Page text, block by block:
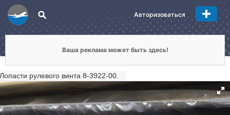
Авторизоваться
Ваша реклама может быть здесь!
Лопасти рулевого винта 8-3922-00.